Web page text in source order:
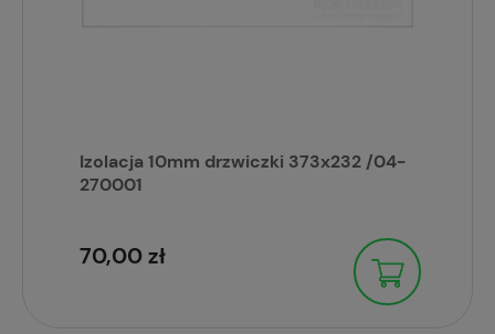
Izolacja 10mm drzwiczki 373x232 /04-
270001
70,00 zł